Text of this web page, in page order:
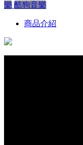
樂 酷狗音樂
商品介紹